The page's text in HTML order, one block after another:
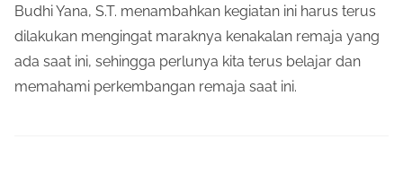
Budhi Yana, S.T. menambahkan kegiatan ini harus terus
dilakukan mengingat maraknya kenakalan remaja yang
ada saat ini, sehingga perlunya kita terus belajar dan
memahami perkembangan remaja saat ini.